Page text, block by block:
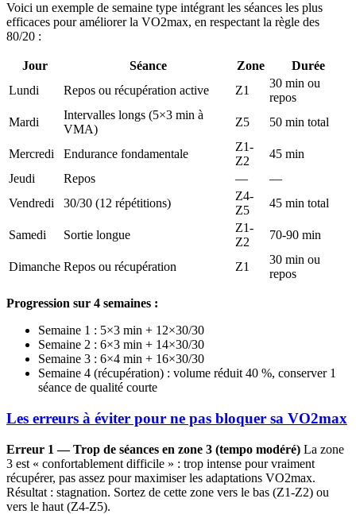
Voici un exemple de semaine type intégrant les séances les plus
efficaces pour améliorer la VO2max, en respectant la règle des
80/20 :
Jour Séance Zone
Durée
Lundi
Repos ou récupération active Z1
30 min ou
repos
Mardi
Intervalles longs (5×3 min à
VMA)
Z5 50 min total
Mercredi Endurance fondamentale
Z1-
Z2
45 min
Jeudi
Repos —
—
Vendredi
30/30 (12 répétitions)
Z4-
Z5
45 min total
Samedi Sortie longue
Z1-
Z2
70-90 min
Dimanche Repos ou récupération Z1
30 min ou
repos
Progression sur 4 semaines :
Semaine 1 : 5×3 min + 12×30/30
Semaine 2 : 6×3 min + 14×30/30
Semaine 3 : 6×4 min + 16×30/30
Semaine 4 (récupération) : volume réduit 40 %, conserver 1
séance de qualité courte
Les erreurs à éviter pour ne pas bloquer sa VO2max
Erreur 1 — Trop de séances en zone 3 (tempo modéré) La zone
3 est « confortablement difficile » : trop intense pour vraiment
récupérer, pas assez pour maximiser les adaptations VO2max.
Résultat : stagnation. Sortez de cette zone vers le bas (Z1-Z2) ou
vers le haut (Z4-Z5).